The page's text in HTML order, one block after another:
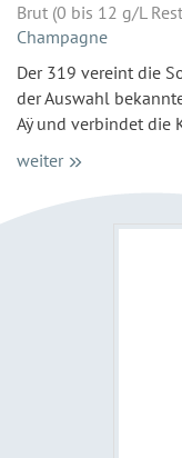
Brut (0 bis 12 g/L
Champagne
Der 319 vereint die
der Auswahl
Aÿ und verbindet die
weiter